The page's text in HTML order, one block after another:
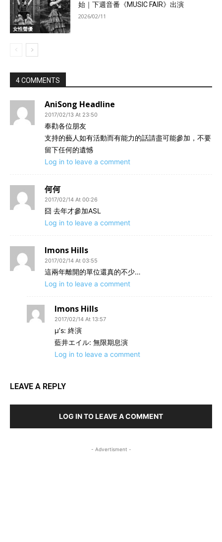
女性聲優
始｜下週音番《MUSIC FAIR》出演
2026/02/11
4 COMMENTS
AniSong Headline
2017/02/13 At 23:50
奉勸各位朋友
支持的藝人如有活動而有能力的話請盡可能參加，不要
留下任何的遺憾
Log in to leave a comment
何何
2017/02/14 At 00:26
囧 去年才參加ASL
Log in to leave a comment
Imons Hills
2017/02/14 At 03:55
這兩年離開的單位還真的不少…
Log in to leave a comment
Imons Hills
2017/02/14 At 13:57
μ’s: 終演
藍井エイル: 無限期息演
Log in to leave a comment
LEAVE A REPLY
LOG IN TO LEAVE A COMMENT
- Advertisment -